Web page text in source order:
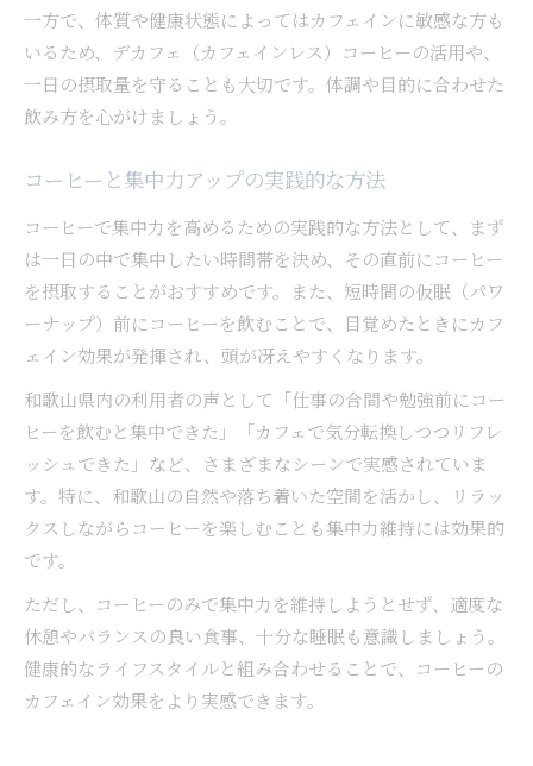
一方で、体質や健康状態によってはカフェインに敏感な方も
いるため、デカフェ（カフェインレス）コーヒーの活用や、
一日の摂取量を守ることも大切です。体調や目的に合わせた
飲み方を心がけましょう。
コーヒーと集中力アップの実践的な方法
コーヒーで集中力を高めるための実践的な方法として、まず
は一日の中で集中したい時間帯を決め、その直前にコーヒー
を摂取することがおすすめです。また、短時間の仮眠（パワ
ーナップ）前にコーヒーを飲むことで、目覚めたときにカフ
ェイン効果が発揮され、頭が冴えやすくなります。
和歌山県内の利用者の声として「仕事の合間や勉強前にコー
ヒーを飲むと集中できた」「カフェで気分転換しつつリフレ
ッシュできた」など、さまざまなシーンで実感されていま
す。特に、和歌山の自然や落ち着いた空間を活かし、リラッ
クスしながらコーヒーを楽しむことも集中力維持には効果的
です。
ただし、コーヒーのみで集中力を維持しようとせず、適度な
休憩やバランスの良い食事、十分な睡眠も意識しましょう。
健康的なライフスタイルと組み合わせることで、コーヒーの
カフェイン効果をより実感できます。